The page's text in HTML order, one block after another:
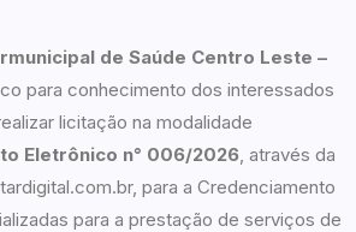
de Saúde Centro Leste –
para conhecimento dos interessados
licitação na modalidade
Eletrônico n° 006/2026, através da
para a Credenciamento
para a prestação de serviços de